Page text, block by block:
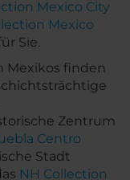
Mexico City
Mexico
Sie.
Mexikos finden
Zentrum
Centro
Stadt
NH Collection